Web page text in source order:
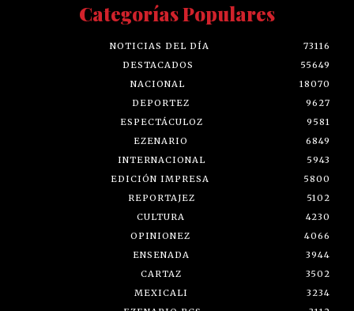
Categorías Populares
NOTICIAS DEL DÍA
73116
DESTACADOS
55649
NACIONAL
18070
DEPORTEZ
9627
ESPECTÁCULOZ
9581
EZENARIO
6849
INTERNACIONAL
5943
EDICIÓN IMPRESA
5800
REPORTAJEZ
5102
CULTURA
4230
OPINIONEZ
4066
ENSENADA
3944
CARTAZ
3502
MEXICALI
3234